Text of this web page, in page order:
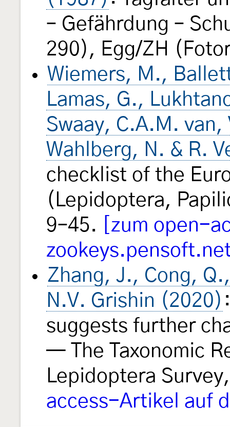
– Gefährdung –
290), Egg/ZH
Wiemers, M.,
Lamas, G.,
Swaay, C.A.M.
Wahlberg, N. & R.
checklist of the
(Lepidoptera,
9–45.
[zum open-
Zhang, J., Cong,
N.V. Grishin (2020)
suggests further
— The Taxonomic
Lepidoptera
access-Artikel auf